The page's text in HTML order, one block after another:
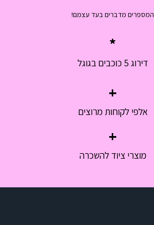
המספרים מדברים בעד עצמם!
דירוג 5 כוכבים בגוגל
*
אלפי לקוחות מרוצים
+
מוצרי ציוד להשכרה
+